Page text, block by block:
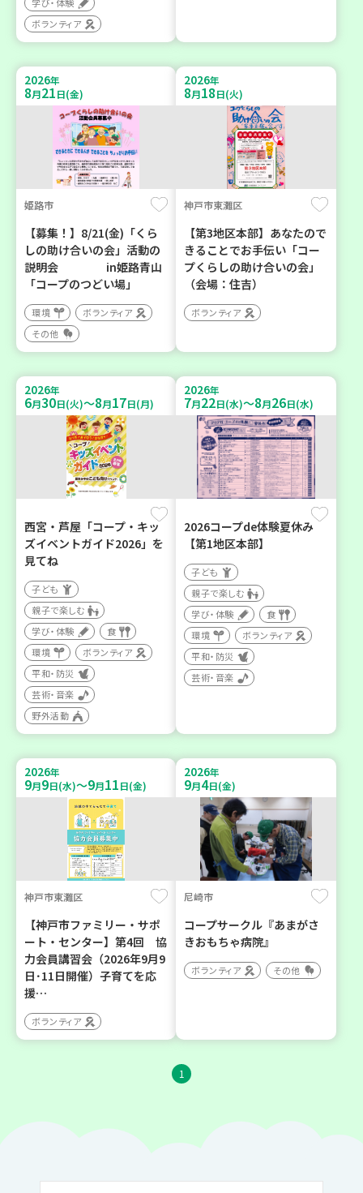
学び・体験
ボランティア
2026年
8月21日(金)
姫路市
【募集！】8/21(金)「くら
しの助け合いの会」活動の
説明会 in姫路青山
「コープのつどい場」
環境
ボランティア
その他
2026年
8月18日(火)
神戸市東灘区
【第3地区本部】あなたので
きることでお手伝い「コー
プくらしの助け合いの会」
（会場：住吉）
ボランティア
2026年
6月30日(火)～8月17日(月)
西宮・芦屋「コープ・キッ
ズイベントガイド2026」を
見てね
子ども
親子で楽しむ
学び・体験
食
環境
ボランティア
平和・防災
芸術・音楽
野外活動
2026年
7月22日(水)～8月26日(水)
2026コープde体験夏休み
【第1地区本部】
子ども
親子で楽しむ
学び・体験
食
環境
ボランティア
平和・防災
芸術・音楽
2026年
9月9日(水)～9月11日(金)
神戸市東灘区
【神戸市ファミリー・サポ
ート・センター】第4回 協
力会員講習会（2026年9月9
日･11日開催）子育てを応
援…
ボランティア
2026年
9月4日(金)
尼崎市
コープサークル『あまがさ
きおもちゃ病院』
ボランティア その他
1